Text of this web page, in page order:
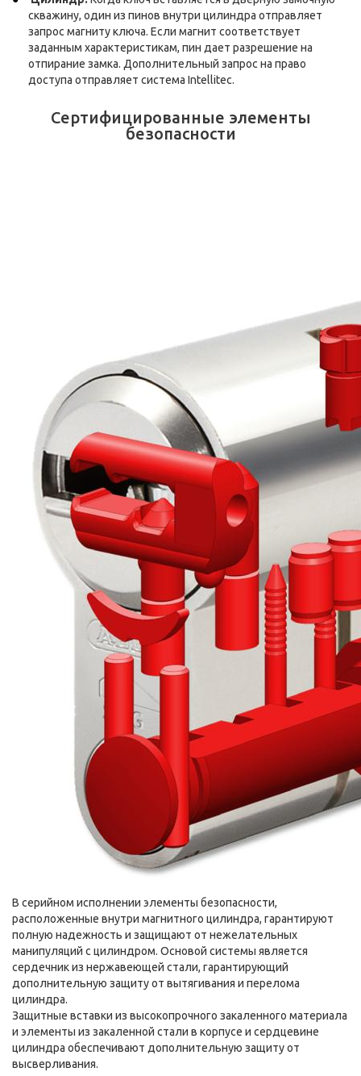
скважину, один из пинов внутри цилиндра отправляет
запрос магниту ключа. Если магнит соответствует
заданным характеристикам, пин дает разрешение на
отпирание замка. Дополнительный запрос на право
доступа отправляет система Intellitec.
Сертифицированные элементы
безопасности
В серийном исполнении элементы безопасности,
расположенные внутри магнитного цилиндра, гарантируют
полную надежность и защищают от нежелательных
манипуляций с цилиндром. Основой системы является
сердечник из нержавеющей стали, гарантирующий
дополнительную защиту от вытягивания и перелома
цилиндра.
Защитные вставки из высокопрочного закаленного материала
и элементы из закаленной стали в корпусе и сердцевине
цилиндра обеспечивают дополнительную защиту от
высверливания.